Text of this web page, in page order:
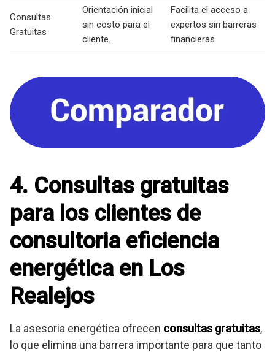
Consultas
Gratuitas
Orientación inicial
sin costo para el
cliente.
Facilita el acceso a
expertos sin barreras
financieras.
4. Consultas gratuitas
para los clientes de
consultoria eficiencia
energética en Los
Realejos
La asesoria energética ofrecen consultas gratuitas,
lo que elimina una barrera importante para que tanto